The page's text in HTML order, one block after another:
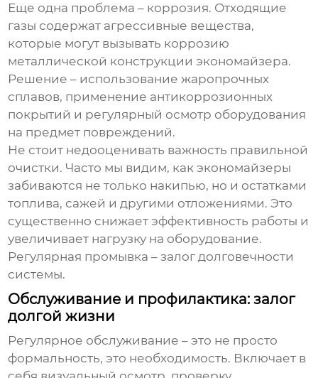
Еще одна проблема – коррозия. Отходящие
газы содержат агрессивные вещества,
которые могут вызывать коррозию
металлической конструкции экономайзера.
Решение – использование жаропрочных
сплавов, применение антикоррозионных
покрытий и регулярный осмотр оборудования
на предмет повреждений.
Не стоит недооценивать важность правильной
очистки. Часто мы видим, как экономайзеры
забиваются не только накипью, но и остатками
топлива, сажей и другими отложениями. Это
существенно снижает эффективность работы и
увеличивает нагрузку на оборудование.
Регулярная промывка – залог долговечности
системы.
Обслуживание и профилактика: залог
долгой жизни
Регулярное обслуживание – это не просто
формальность, это необходимость. Включает в